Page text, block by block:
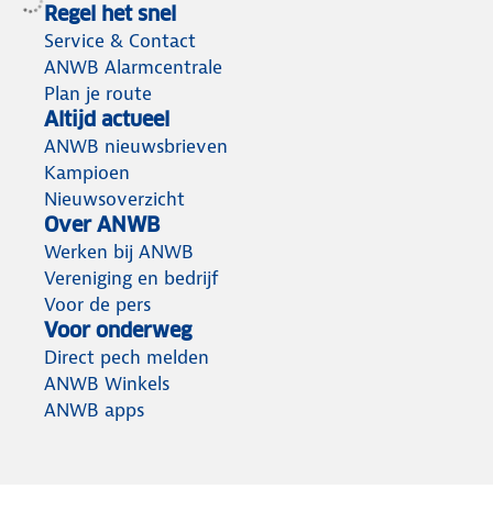
Regel het snel
Service & Contact
ANWB Alarmcentrale
Plan je route
Altijd actueel
ANWB nieuwsbrieven
Kampioen
Nieuwsoverzicht
Over ANWB
Werken bij ANWB
Vereniging en bedrijf
Voor de pers
Voor onderweg
Direct pech melden
ANWB Winkels
ANWB apps